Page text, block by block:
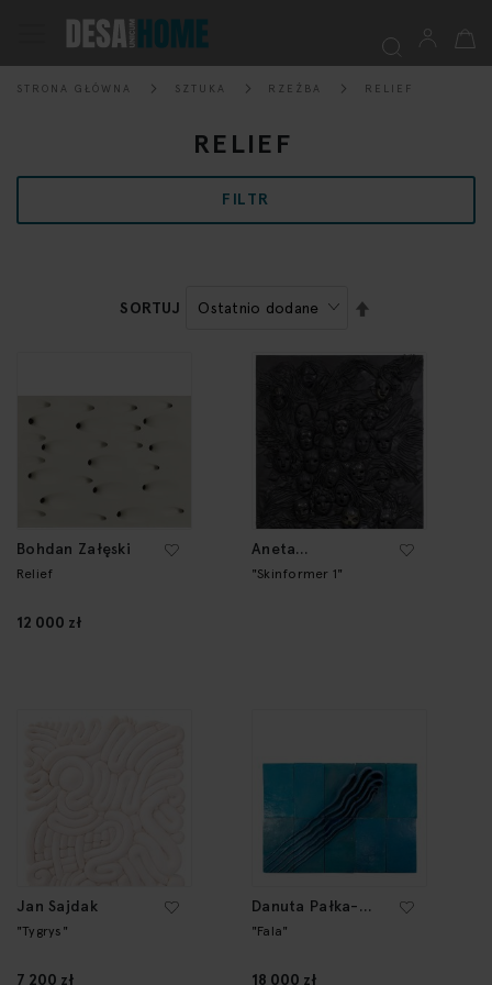
Mój
STRONA GŁÓWNA SZTUKA RZEŹBA RELIEF
RELIEF
SORTUJ
MALEJĄCY
Bohdan Załęski
Relief
12 000 zł
Aneta
Grzeszykowska
"Skinformer 1"
Jan Sajdak
"Tygrys"
7 200 zł
Danuta Pałka-
Szyszka
"Fala"
18 000 zł
FILTR